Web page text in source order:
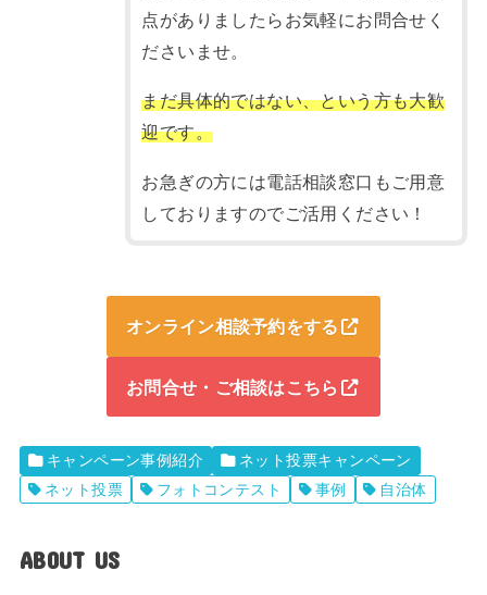
点がありましたらお気軽にお問合せく
ださいませ。
まだ具体的ではない、という方も大歓
迎です。
お急ぎの方には電話相談窓口もご用意
しておりますのでご活用ください！
オンライン相談予約をする
お問合せ・ご相談はこちら
キャンペーン事例紹介
ネット投票キャンペーン
ネット投票
フォトコンテスト 事例 自治体
ABOUT US